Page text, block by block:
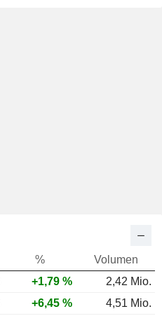
%
Volumen
+1,79 %
2,42 Mio.
+6,45 %
4,51 Mio.